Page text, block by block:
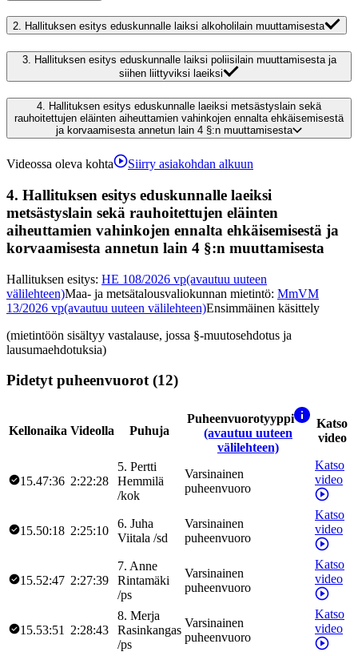
2. Hallituksen esitys eduskunnalle laiksi alkoholilain muuttamisesta
3. Hallituksen esitys eduskunnalle laiksi poliisilain muuttamisesta ja
siihen liittyviksi laeiksi
4. Hallituksen esitys eduskunnalle laeiksi metsästyslain sekä
rauhoitettujen eläinten aiheuttamien vahinkojen ennalta ehkäisemisestä
ja korvaamisesta annetun lain 4 §:n muuttamisesta
Videossa oleva kohta Siirry asiakohdan alkuun
4. Hallituksen esitys eduskunnalle laeiksi
metsästyslain sekä rauhoitettujen eläinten
aiheuttamien vahinkojen ennalta ehkäisemisestä ja
korvaamisesta annetun lain 4 §:n muuttamisesta
Hallituksen esitys: HE 108/2026 vp(avautuu uuteen
välilehteen)Maa- ja metsätalousvaliokunnan mietintö: MmVM
13/2026 vp(avautuu uuteen välilehteen)Ensimmäinen käsittely
(mietintöön sisältyy vastalause, jossa §-muutosehdotus ja
lausumaehdotuksia)
Pidetyt puheenvuorot (12)
Kellonaika Videolla Puhuja
Puheenvuorotyyppi
(avautuu uuteen
välilehteen)
Katso
video
15.47:36 2:22:28
5. Pertti
Hemmilä
/kok
Varsinainen
puheenvuoro
Katso
video
15.50:18 2:25:10
6. Juha
Viitala /sd
Varsinainen
puheenvuoro
Katso
video
15.52:47 2:27:39
7. Anne
Rintamäki
/ps
Varsinainen
puheenvuoro
Katso
video
15.53:51 2:28:43
8. Merja
Rasinkangas
/ps
Varsinainen
puheenvuoro
Katso
video